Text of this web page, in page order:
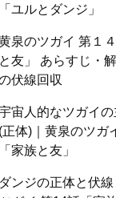
「ユルとダンジ」
泉のツガイ 第１
と友」 あらすじ・
伏線回収
宙人的なツガイ
(正体)｜黄泉のツガ
「家族と友」
ダンジの正体と伏